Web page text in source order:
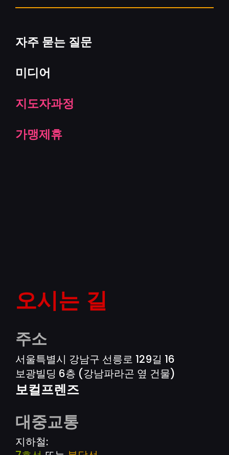
자주 묻는 질문
미디어
지도자과정
가맹제휴
오시는 길
주소
서울특별시 강남구 선릉로 129길 16
보광빌딩 6층 (강남파라곤 옆 건물)
보컬프렌즈
대중교통
지하철: